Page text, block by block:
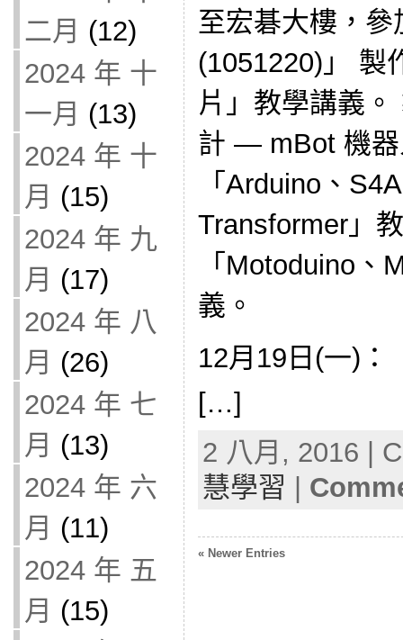
二月 (12)
2024 年 十
一月 (13)
2024 年 十
月 (15)
2024 年 九
月 (17)
2024 年 八
月 (26)
2024 年 七
月 (13)
2024 年 六
月 (11)
2024 年 五
月 (15)
至宏碁大樓，
(1051220)」 製
片」教學講義
計 — mBot 機器
「Arduino、
Transformer」
「Motoduino
義。
12月19日(一)：
[…]
2 八月, 2016 |
慧學習
« Newer Entries